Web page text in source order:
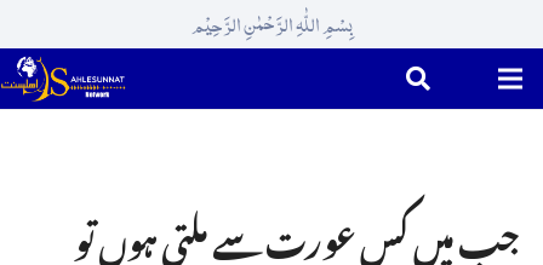
بِسْمِ اللّٰہِ الرَّحْمٰنِ الرَّحِیْم
جب میں کس عورت سے ملتی ہوں تو